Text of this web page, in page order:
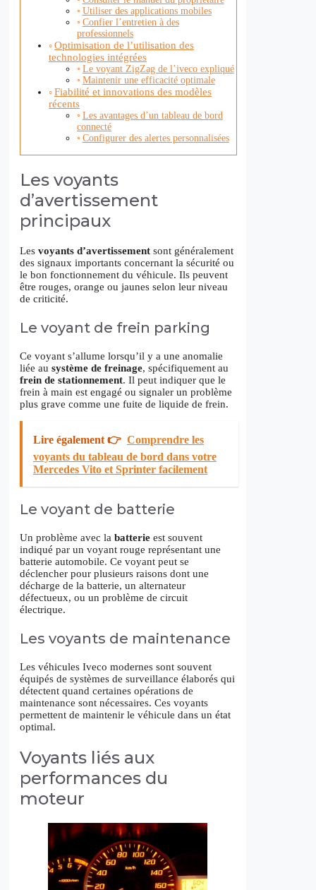
Utiliser des applications mobiles
Confier l’entretien à des
professionnels
Optimisation de l’utilisation des
technologies intégrées
Le voyant ZigZag de l’iveco expliqué
Maintenir une efficacité optimale
Fiabilité et innovations des modèles
récents
Les avantages d’un tableau de bord
connecté
Configurer des alertes personnalisées
Les voyants
d’avertissement
principaux
Les voyants d’avertissement sont généralement
des signaux importants concernant la sécurité ou
le bon fonctionnement du véhicule. Ils peuvent
être rouges, orange ou jaunes selon leur niveau
de criticité.
Le voyant de frein parking
Ce voyant s’allume lorsqu’il y a une anomalie
liée au système de freinage, spécifiquement au
frein de stationnement. Il peut indiquer que le
frein à main est engagé ou signaler un problème
plus grave comme une fuite de liquide de frein.
Lire également 👉 Comprendre les
voyants du tableau de bord dans votre
Mercedes Vito et Sprinter facilement
Le voyant de batterie
Un problème avec la batterie est souvent
indiqué par un voyant rouge représentant une
batterie automobile. Ce voyant peut se
déclencher pour plusieurs raisons dont une
décharge de la batterie, un alternateur
défectueux, ou un problème de circuit
électrique.
Les voyants de maintenance
Les véhicules Iveco modernes sont souvent
équipés de systèmes de surveillance élaborés qui
détectent quand certaines opérations de
maintenance sont nécessaires. Ces voyants
permettent de maintenir le véhicule dans un état
optimal.
Voyants liés aux
performances du
moteur